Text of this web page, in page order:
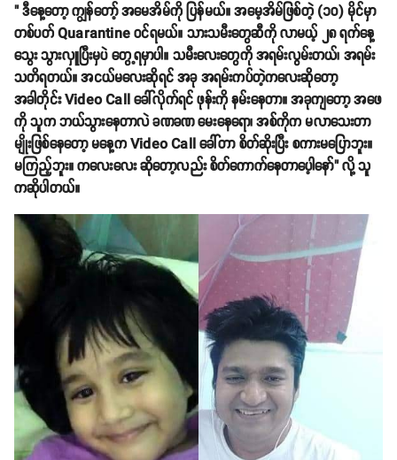
" ဒီနေ့တော့ ကျွန်တော့် အမေအိမ်ကို ပြန်မယ်။ အမေ့အိမ်ဖြစ်တဲ့ (၁၀) မိုင်မှာ
တစ်ပတ် Quarantine ဝင်ရမယ်။ သားသမီးတွေဆီကို လာမယ့် ၂၈ ရက်နေ့
သွေး သွားလှူပြီးမှပဲ တွေ့ရမှာပါ။ သမီးလေးတွေကို အရမ်းလွမ်းတယ်၊ အရမ်း
သတိရတယ်။ အငယ်မလေးဆိုရင် အခု အရမ်းကပ်တဲ့ကလေးဆိုတော့
အခါတိုင်း Video Call ခေါ်လိုက်ရင် ဖုန်းကို နမ်းနေတာ။ အခုကျတော့ အဖေ
ကို သူက ဘယ်သွားနေတာလဲ ခဏခဏ မေးနေရော၊ အစ်ကိုက မလာသေးတာ
မျိုးဖြစ်နေတော့ မနေ့က Video Call ခေါ်တာ စိတ်ဆိုးပြီး စကားမပြောဘူး။
မကြည့်ဘူး။ ကလေးလေး ဆိုတော့လည်း စိတ်ကောက်နေတာပေ့ါနော်" လို့ သူ
ကဆိုပါတယ်။